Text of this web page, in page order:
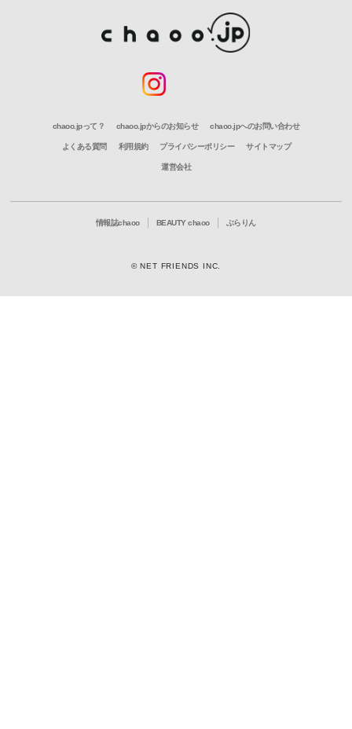
chaoo.jpって？ chaoo.jpからのお知らせ chaoo.jpへのお問い合わせ
よくある質問 利用規約 プライバシーポリシー サイトマップ
運営会社
情報誌chaoo BEAUTY chaoo ぶらりん
© NET FRIENDS INC.